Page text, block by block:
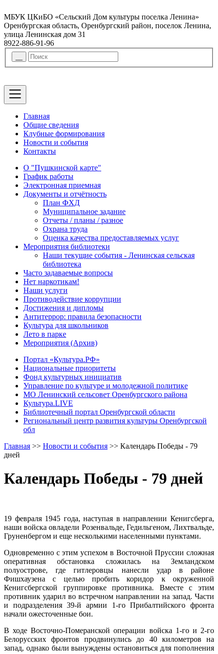
МБУК ЦКиБО «Сельский Дом культуры поселка Ленина»
Оренбургская область, Оренбургский район, поселок Ленина,
улица Ленинская дом 31
8922-886-91-96
Главная
Общие сведения
Клубные формирования
Новости и события
Контакты
О "Пушкинской карте"
График работы
Электронная приемная
Документы и отчётность
План ФХД
Муниципальное задание
Отчеты / планы / разное
Охрана труда
Оценка качества предоставляемых услуг
Мероприятия библиотеки
Наши текущие события - Ленинская сельская
библиотека
Часто задаваемые вопросы
Нет наркотикам!
Наши услуги
Противодействие коррупции
Достижения и дипломы
Антитеррор: правила безопасности
Культура для школьников
Лето в парке
Мероприятия (Архив)
Портал «Культура.РФ»
Национальные приоритеты
Фонд культурных инициатив
Управление по культуре и молодежной политике
МО Ленинский сельсовет Оренбургского района
Культура.LIVE
Библиотечный портал Оренбургской области
Региональный центр развития культуры Оренбургской
обл
Главная >> Новости и события >> Календарь Победы - 79
дней
Календарь Победы - 79 дней
19 февраля 1945 года, наступая в направлении Кенигсберга,
наши войска овладели Розенвальде, Гедильгеном, Лихтвальде,
Груненбергом и еще несколькими населенными пунктами.
Одновременно с этим успехом в Восточной Пруссии сложная
оперативная обстановка сложилась на Земландском
полуострове, где гитлеровцы нанесли удар в районе
Фишхаузена с целью пробить коридор к окруженной
Кенигсбергской группировке противника. Вместе с этим
противник ударил во встречном направлении на запад. Части
и подразделения 39-й армии 1-го Прибалтийского фронта
начали ожесточенные бои.
В ходе Восточно-Померанской операции войска 1-го и 2-го
Белорусских фронтов продвинулись до 40 километров на
запад, однако были вынуждены остановиться для пополнения